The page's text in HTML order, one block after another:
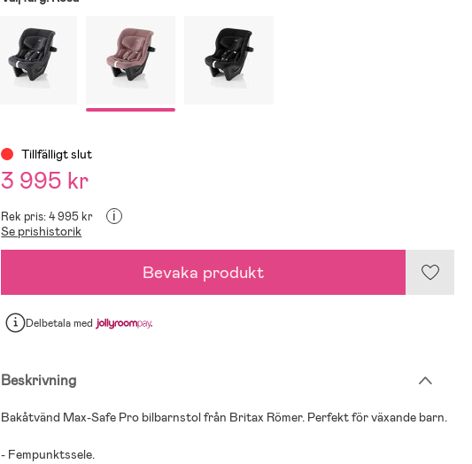
Tillfälligt slut
3 995 kr
Rek pris: 4 995 kr i
Se prishistorik
Bevaka produkt
Delbetalamed
Beskrivning
Bakåtvänd Max-Safe Pro bilbarnstol från Britax Römer. Perfekt för växande barn.
- Fempunktssele.